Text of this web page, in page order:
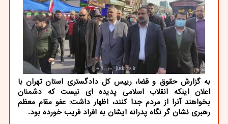
به گزارش حقوق و قضا، رییس کل دادگستری استان تهران با
اعلان اینکه انقلاب اسلامی پدیده ای نیست که دشمنان
بخواهند آنرا از مردم جدا کنند، اظهار داشت: عفو مقام معظم
رهبری نشان گر نگاه پدرانه ایشان به افراد فریب خورده بود.